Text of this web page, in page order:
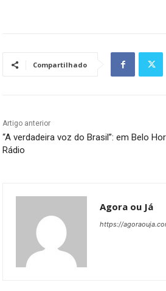
Compartilhado
Artigo anterior
“A verdadeira voz do Brasil”: em Belo
Rádio
Agora ou Já
https://